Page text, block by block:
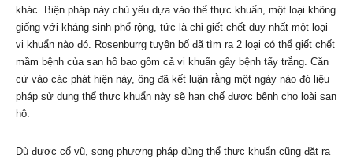
khác. Biện pháp này chủ yếu dựa vào thể thực khuẩn, một loại không
giống với kháng sinh phổ rộng, tức là chỉ giết chết duy nhất một loại
vi khuẩn nào đó. Rosenburrg tuyên bố đã tìm ra 2 loại có thể giết chết
mầm bệnh của san hô bao gồm cả vi khuẩn gây bệnh tẩy trắng. Căn
cứ vào các phát hiện này, ông đã kết luận rằng một ngày nào đó liệu
pháp sử dụng thể thực khuẩn này sẽ hạn chế được bệnh cho loài san
hô.
Dù được cổ vũ, song phương pháp dùng thể thực khuẩn cũng đặt ra